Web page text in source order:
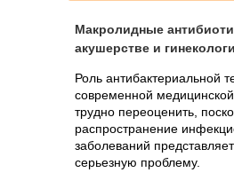
Макролидные
акушерстве и
Роль антибактериальной
современной медицинской
трудно переоценить,
распространение
заболеваний
серьезную проблему.